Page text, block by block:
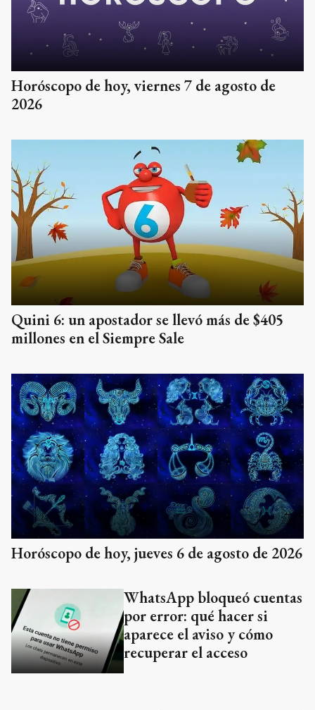
Horóscopo de hoy, viernes 7 de agosto de
2026
Quini 6: un apostador se llevó más de $405
millones en el Siempre Sale
Horóscopo de hoy, jueves 6 de agosto de 2026
WhatsApp bloqueó cuentas
por error: qué hacer si
aparece el aviso y cómo
recuperar el acceso